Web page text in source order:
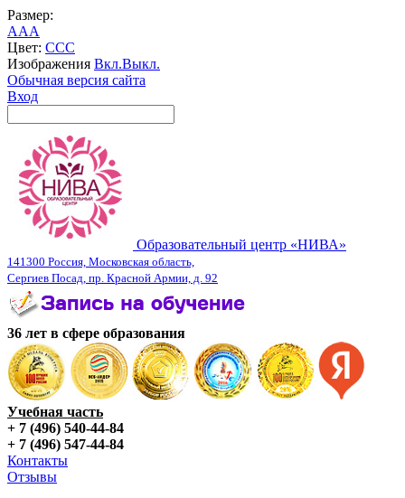
Размер:
AAA
Цвет: CCC
Изображения Вкл.Выкл.
Обычная версия сайта
Вход
Образовательный центр «НИВА»
141300 Россия, Московская область,
Сергиев Посад, пр. Красной Армии, д. 92
36 лет в сфере образования
Учебная часть
+ 7 (496) 540-44-84
+ 7 (496) 547-44-84
Контакты
Отзывы